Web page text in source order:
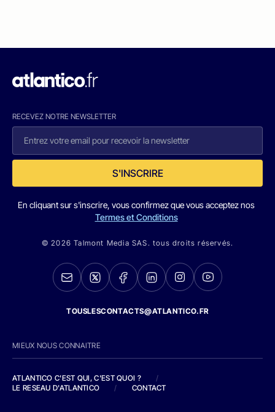
RECEVEZ NOTRE NEWSLETTER
S'INSCRIRE
En cliquant sur s'inscrire, vous confirmez que vous acceptez nos
Termes et Conditions
© 2026 Talmont Media SAS. tous droits réservés.
TOUSLESCONTACTS@ATLANTICO.FR
MIEUX NOUS CONNAITRE
ATLANTICO C'EST QUI, C'EST QUOI ?
/
LE RESEAU D'ATLANTICO
/ CONTACT